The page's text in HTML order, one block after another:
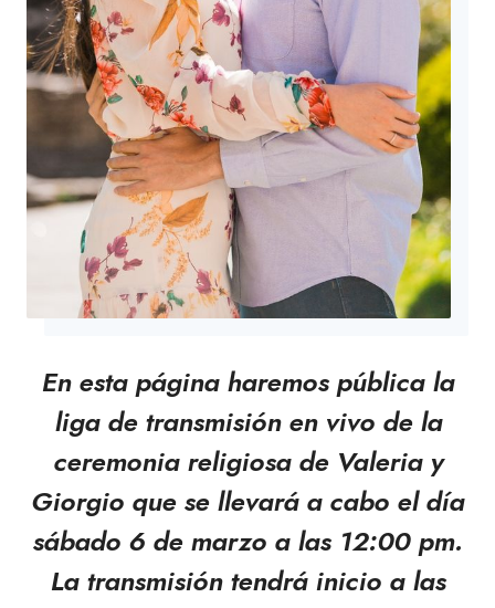
En esta página haremos pública la
liga de transmisión en vivo de la
ceremonia religiosa de Valeria y
Giorgio que se llevará a cabo el día
sábado 6 de marzo a las 12:00 pm.
La transmisión tendrá inicio a las